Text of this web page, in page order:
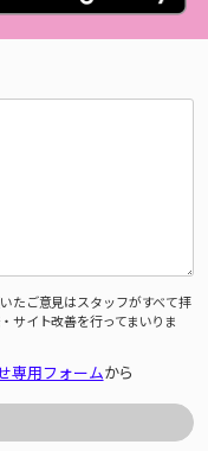
たご意見はスタッフがすべて拝
サイト改善を行ってまいりま
専用フォームから